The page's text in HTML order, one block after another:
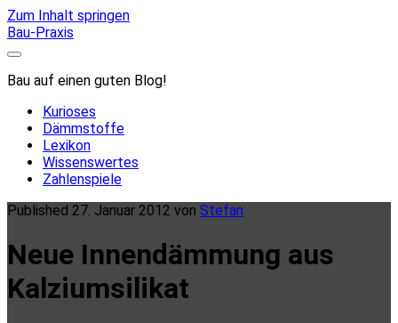
Zum Inhalt springen
Bau-Praxis
Bau auf einen guten Blog!
Kurioses
Dämmstoffe
Lexikon
Wissenswertes
Zahlenspiele
Published 27. Januar 2012 von Stefan
Neue Innendämmung aus
Kalziumsilikat